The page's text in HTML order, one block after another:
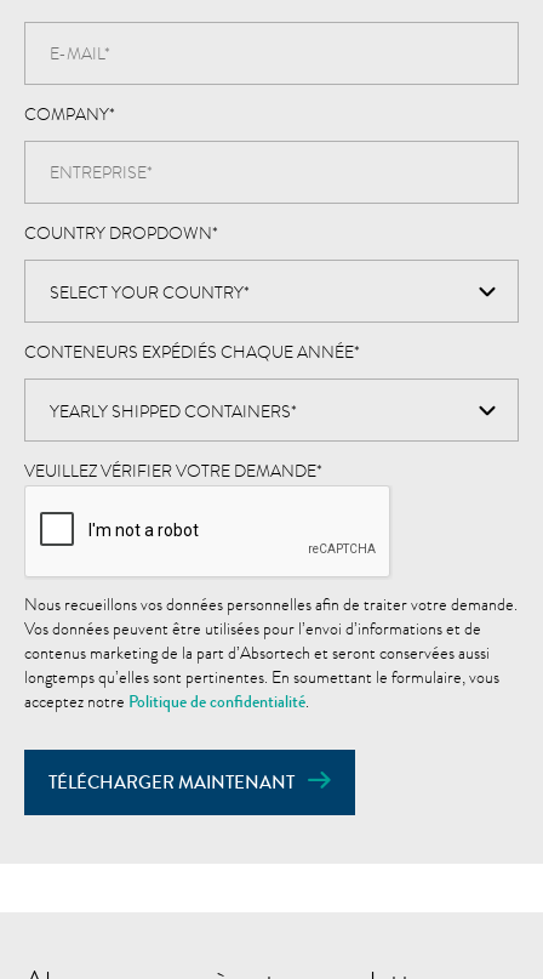
COMPANY*
COUNTRY DROPDOWN*
CONTENEURS EXPÉDIÉS CHAQUE ANNÉE*
VEUILLEZ VÉRIFIER VOTRE DEMANDE*
Nous recueillons vos données personnelles afin de traiter votre demande.
Vos données peuvent être utilisées pour l’envoi d’informations et de
contenus marketing de la part d’Absortech et seront conservées aussi
longtemps qu’elles sont pertinentes. En soumettant le formulaire, vous
acceptez notre Politique de confidentialité.
TÉLÉCHARGER MAINTENANT